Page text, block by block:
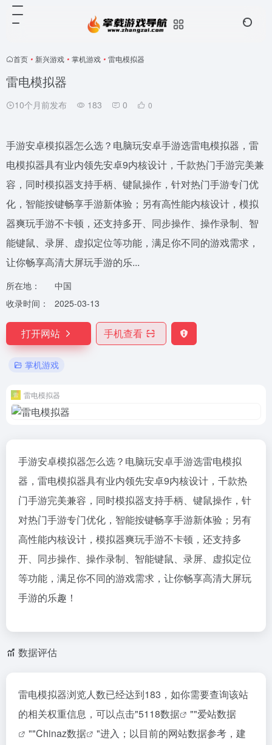
首页 • 新兴游戏 • 掌机游戏 • 雷电模拟器
雷电模拟器
10个月前发布 183 0 0
手游安卓模拟器怎么选？电脑玩安卓手游选雷电模拟器，雷
电模拟器具有业内领先安卓9内核设计，千款热门手游完美兼
容，同时模拟器支持手柄、键鼠操作，针对热门手游专门优
化，智能按键畅享手游新体验；另有高性能内核设计，模拟
器爽玩手游不卡顿，还支持多开、同步操作、操作录制、智
能键鼠、录屏、虚拟定位等功能，满足你不同的游戏需求，
让你畅享高清大屏玩手游的乐...
所在地：
中国
收录时间：
2025-03-13
打开网站 手机查看
掌机游戏
雷电模拟器
手游安卓模拟器怎么选？电脑玩安卓手游选雷电模拟
器，雷电模拟器具有业内领先安卓9内核设计，千款热
门手游完美兼容，同时模拟器支持手柄、键鼠操作，针
对热门手游专门优化，智能按键畅享手游新体验；另有
高性能内核设计，模拟器爽玩手游不卡顿，还支持多
开、同步操作、操作录制、智能键鼠、录屏、虚拟定位
等功能，满足你不同的游戏需求，让你畅享高清大屏玩
手游的乐趣！
数据评估
雷电模拟器浏览人数已经达到183，如你需要查询该站
的相关权重信息，可以点击"5118数据 ""爱站数据
""Chinaz数据
"进入；以目前的网站数据参考，建